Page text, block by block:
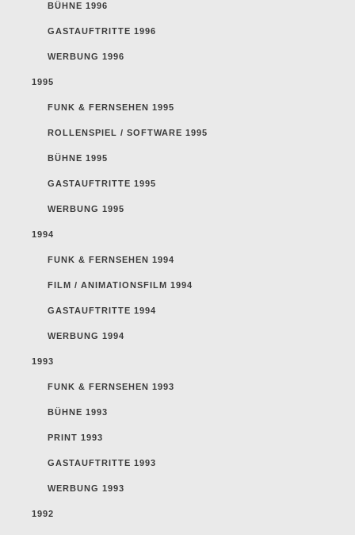
BÜHNE 1996
GASTAUFTRITTE 1996
WERBUNG 1996
1995
FUNK & FERNSEHEN 1995
ROLLENSPIEL / SOFTWARE 1995
BÜHNE 1995
GASTAUFTRITTE 1995
WERBUNG 1995
1994
FUNK & FERNSEHEN 1994
FILM / ANIMATIONSFILM 1994
GASTAUFTRITTE 1994
WERBUNG 1994
1993
FUNK & FERNSEHEN 1993
BÜHNE 1993
PRINT 1993
GASTAUFTRITTE 1993
WERBUNG 1993
1992